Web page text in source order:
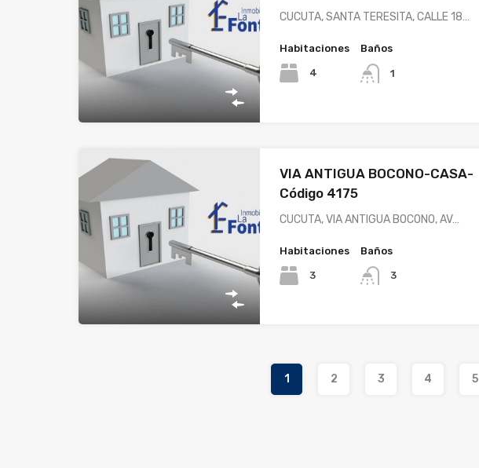
CUCUTA, SANTA TERESITA, CALLE 18…
Habitaciones
4
Baños
1
VIA ANTIGUA BOCONO-CASA-
Código 4175
CUCUTA, VIA ANTIGUA BOCONO, AV…
Habitaciones
3
Baños
3
1 2 3 4 5